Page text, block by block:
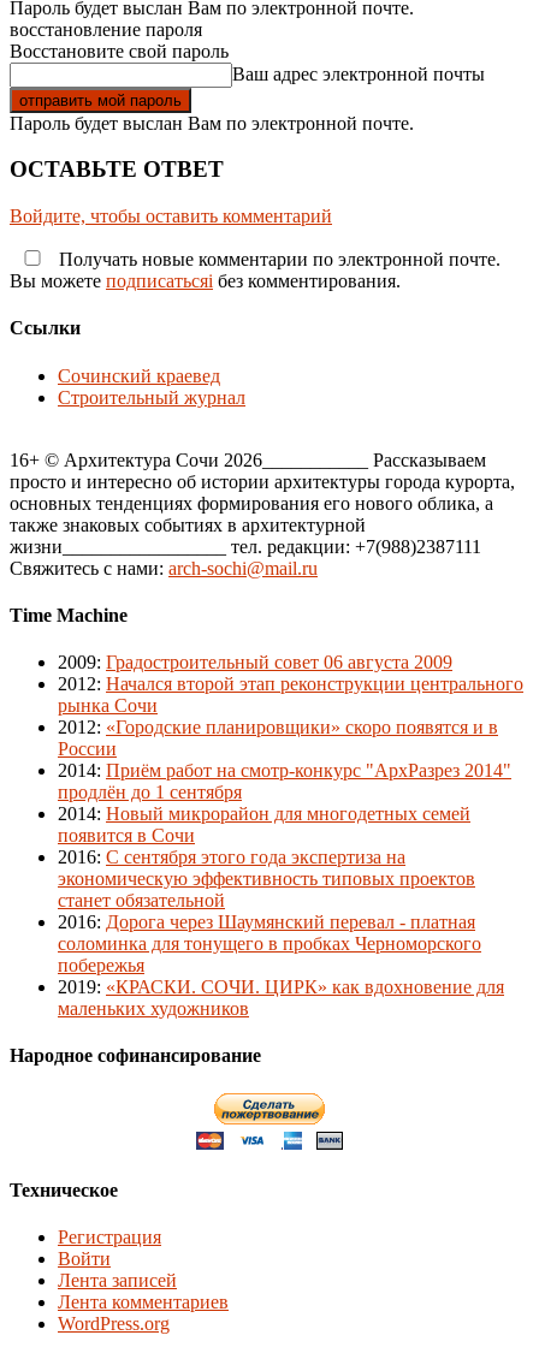
Пароль будет выслан Вам по электронной почте.
восстановление пароля
Восстановите свой пароль
Ваш адрес электронной почты
Пароль будет выслан Вам по электронной почте.
ОСТАВЬТЕ ОТВЕТ
Войдите, чтобы оставить комментарий
Получать новые комментарии по электронной почте.
Вы можете подписатьсяi без комментирования.
Ссылки
Сочинский краевед
Строительный журнал
16+ © Архитектура Сочи 2026___________ Рассказываем
просто и интересно об истории архитектуры города курорта,
основных тенденциях формирования его нового облика, а
также знаковых событиях в архитектурной
жизни_________________ тел. редакции: +7(988)2387111
Свяжитесь с нами: arch-sochi@mail.ru
Time Machine
2009: Градостроительный совет 06 августа 2009
2012: Начался второй этап реконструкции центрального
рынка Сочи
2012: «Городские планировщики» скоро появятся и в
России
2014: Приём работ на смотр-конкурс "АрхРазрез 2014"
продлён до 1 сентября
2014: Новый микрорайон для многодетных семей
появится в Сочи
2016: С сентября этого года экспертиза на
экономическую эффективность типовых проектов
станет обязательной
2016: Дорога через Шаумянский перевал - платная
соломинка для тонущего в пробках Черноморского
побережья
2019: «КРАСКИ. СОЧИ. ЦИРК» как вдохновение для
маленьких художников
Народное софинансирование
Техническое
Регистрация
Войти
Лента записей
Лента комментариев
WordPress.org